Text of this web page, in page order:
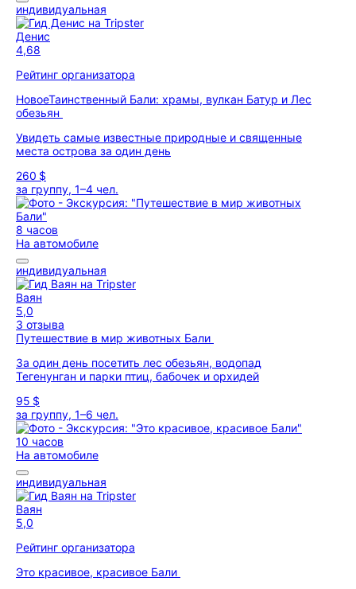
индивидуальная
Денис
4,68
Рейтинг организатора
НовоеТаинственный Бали: храмы, вулкан Батур и Лес
обезьян
Увидеть самые известные природные и священные
места острова за один день
260 $
за группу, 1–4 чел.
8 часов
На автомобиле
индивидуальная
Ваян
5,0
3 отзыва
Путешествие в мир животных Бали
За один день посетить лес обезьян, водопад
Тегенунган и парки птиц, бабочек и орхидей
95 $
за группу, 1–6 чел.
10 часов
На автомобиле
индивидуальная
Ваян
5,0
Рейтинг организатора
Это красивое, красивое Бали